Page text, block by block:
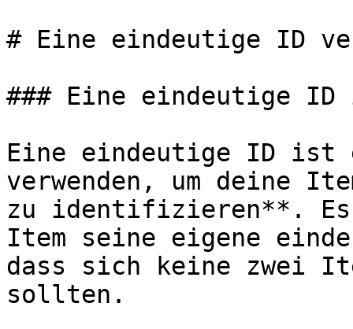
# Eine eindeutige ID
### Eine eindeutige ID
Eine eindeutige ID ist
verwenden, um deine
zu identifizieren**.
Item seine eigene
dass sich keine zwei
sollten.